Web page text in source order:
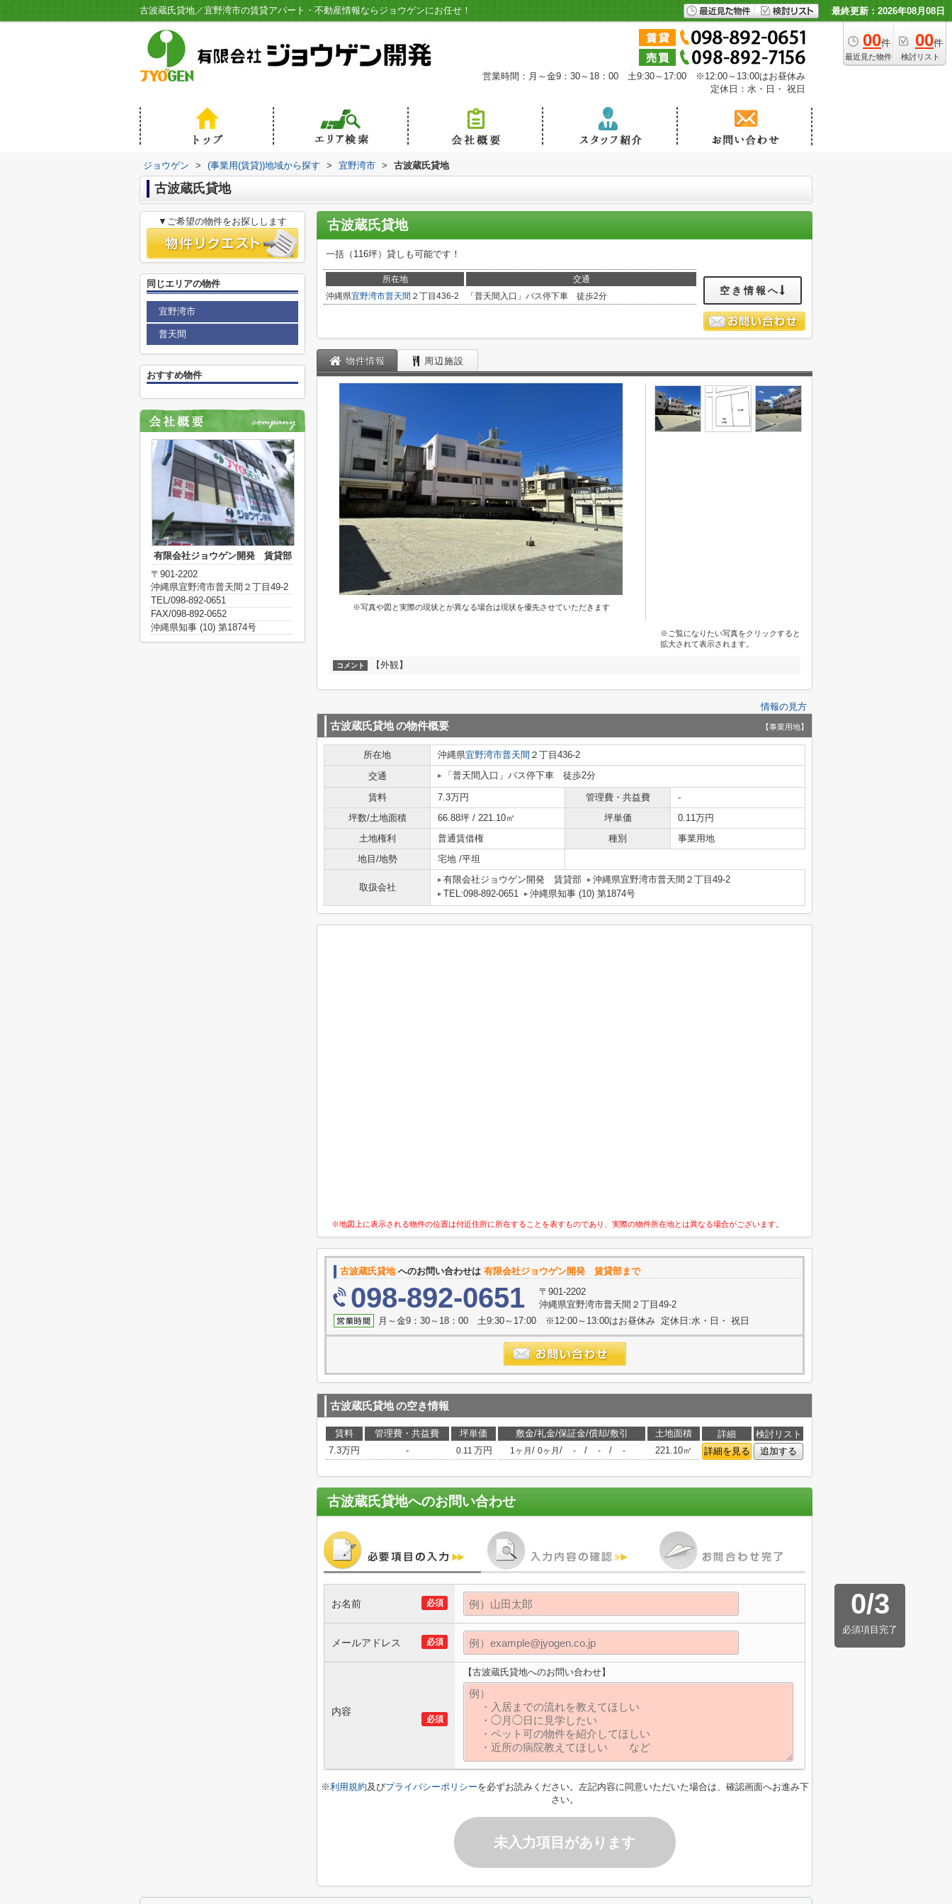
古波蔵氏貸地／宜野湾市の賃貸アパート・不動産情報ならジョウゲンにお任せ！ 最終更新：2026年08月08日
00件
最近見た物件
00件
検討リスト
営業時間：月～金9：30～18：00 土9:30～17:00 ※12:00～13:00はお昼休み
定休日：水・日・ 祝日
ジョウゲン > (事業用(賃貸))地域から探す > 宜野湾市 > 古波蔵氏貸地
古波蔵氏貸地
古波蔵氏貸地
一括（116坪）貸しも可能です！
所在地
交通
沖縄県宜野湾市普天間 ２丁目436-2 「普天間入口」バス停下車 徒歩2分 空き情報へ
物件情報 周辺施設
※写真や図と実際の現状とが異なる場合は現状を優先させていただきます
※ご覧になりたい写真をクリックすると
拡大されて表示されます。
コメント 【外観】
情報の見方
古波蔵氏貸地の物件概要 【事業用地】
所在地 沖縄県宜野湾市普天間 ２丁目436-2
交通
「普天間入口」バス停下車 徒歩2分
賃料 7.3万円 管理費・共益費
-
坪数/土地面積
66.88坪 / 221.10㎡ 坪単価
0.11万円
土地権利
普通賃借権 種別
事業用地
地目/地勢
宅地 /平坦
取扱会社
有限会社ジョウゲン開発 賃貸部
沖縄県宜野湾市普天間２丁目49-2
TEL:098-892-0651
沖縄県知事 (10) 第1874号
※地図上に表示される物件の位置は付近住所に所在することを表すものであり、実際の物件所在地とは異なる場合がございます。
古波蔵氏貸地へのお問い合わせは 有限会社ジョウゲン開発 賃貸部まで
098-892-0651
〒901-2202
沖縄県宜野湾市普天間２丁目49-2
月～金9：30～18：00 土9:30～17:00 ※12:00～13:00はお昼休み 定休日:水・日・ 祝日
古波蔵氏貸地の空き情報
賃料 管理費・共益費 坪単価 敷金/礼金/保証金/償却/敷引 土地面積 詳細
検討リスト
7.3万円
- 0.11 万円 1ヶ月 / 0ヶ月 / - / - / - 221.10㎡ 詳細を見る 追加する
古波蔵氏貸地へのお問い合わせ
0/3
必須項目完了
必須
お名前
必須
メールアドレス
必須
内容
【古波蔵氏貸地へのお問い合わせ】
※利用規約及びプライバシーポリシーを必ずお読みください。左記内容に同意いただいた場合は、確認画面へお進み下
さい。
未入力項目があります
▼ご希望の物件をお探しします
同じエリアの物件
宜野湾市
普天間
おすすめ物件
有限会社ジョウゲン開発 賃貸部
〒901-2202
沖縄県宜野湾市普天間２丁目49-2
TEL/098-892-0651
FAX/098-892-0652
沖縄県知事 (10) 第1874号